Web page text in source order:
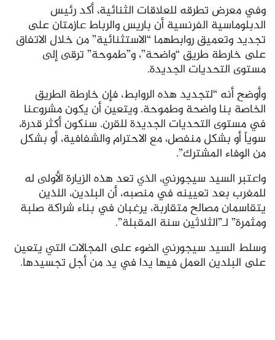
وفي معرض تطرقه للعلاقات الثنائية، أكد رئيس
الدبلوماسية الفرنسية أن باريس والرباط عازمتان على
تجديد وتعميق روابطهما “الاستثنائية” من خلال الاتفاق
على خارطة طريق “واضحة”، و”طموحة” ترقى إلى
مستوى التحديات الجديدة.
وأوضح أنه “لتجديد هذه الروابط، فإن خارطة الطريق
الخاصة بنا واضحة وطموحة. ويتعين أن يكون مشروعنا
في مستوى التحديات الجديدة للقرن. سنكون أكثر قدرة،
سوياً أو بشكل منفصل، مع الاحترام والشفافية، أو بشكل
من الوفاء المشترك”.
واعتبر السيد سيجورني، الذي تعد هذه الزيارة الأولى له
للمغرب بعد تعيينه في منصبه، أن البلدين، اللذين
يتقاسمان مصالح متقاربة، يرغبان في بناء شراكة صلبة
ومثمرة” لـ”الثلاثين سنة المقبلة”.
وسلط السيد سيجورني الضوء على المجالات التي يتعين
على البلدين العمل فيها يدا في يد من أجل تجسيدها.